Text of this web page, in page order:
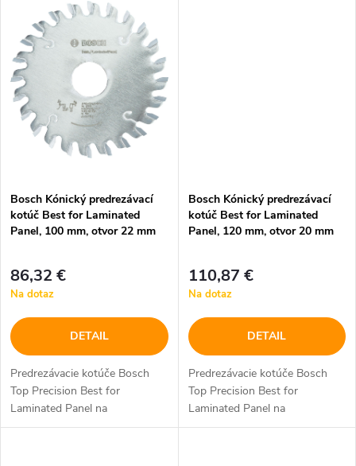
o
v
v
Bosch Kónický predrezávací
kotúč Best for Laminated
Panel, 100 mm, otvor 22 mm
86,32 €
Na dotaz
DETAIL
Predrezávacie kotúče Bosch
Top Precision Best for
Laminated Panel na
prirezávanie doskových
Bosch Kónický predrezávací
kotúč Best for Laminated
Panel, 120 mm, otvor 20 mm
110,87 €
Na dotaz
DETAIL
Predrezávacie kotúče Bosch
Top Precision Best for
Laminated Panel na
prirezávanie doskových